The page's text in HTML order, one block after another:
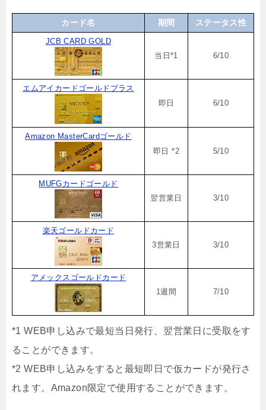
カード名 期間 ステータス性
JCB CARD GOLD
当日*1
6/10
エムアイカードゴールドプラス
即日
6/10
Amazon MasterCardゴールド
即日 *2
5/10
MUFGカードゴールド
翌営業日
3/10
楽天ゴールドカード
3営業日
3/10
アメックスゴールドカード
1週間
7/10
*1 WEB申し込みで最短当日発行、翌営業日に受取をす
ることができます。
*2 WEB申し込みをすると最短即日で仮カードが発行さ
れます。Amazon限定で使用することができます。